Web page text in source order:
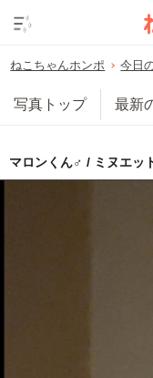
ねこちゃんホンポ 今日
写真トップ 最新
マロンくん♂ / ミヌエッ